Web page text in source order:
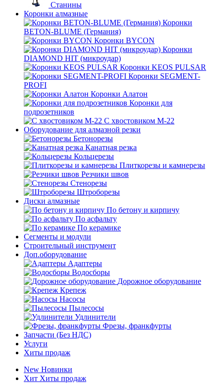
Станины
Коронки алмазные
Коронки
BETON-BLUME (Германия)
Коронки BYCON
Коронки
DIAMOND HIT (микроудар)
Коронки KEOS PULSAR
Коронки SEGMENT-
PROFI
Коронки Алатон
Коронки для
подрозетников
С хвостовиком М-22
Оборудование для алмазной резки
Бетонорезы
Канатная резка
Кольцерезы
Плиткорезы и камнерезы
Резчики швов
Стенорезы
Штроборезы
Диски алмазные
По бетону и кирпичу
По асфальту
По керамике
Сегменты и модули
Строительный инструмент
Доп.оборудование
Адаптеры
Водосборы
Дорожное оборудование
Крепеж
Насосы
Пылесосы
Удлинители
Фрезы, франкфурты
Запчасти (Без НДС)
Услуги
Хиты продаж
New Новинки
Хит Хиты продаж